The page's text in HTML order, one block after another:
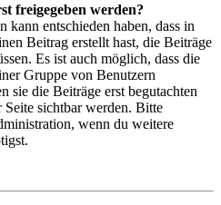
freigegeben werden?
entschieden haben, dass in
Beitrag erstellt hast, die Beiträge
Es ist auch möglich, dass die
Gruppe von Benutzern
sie die Beiträge erst begutachten
Seite sichtbar werden. Bitte
wenn du weitere